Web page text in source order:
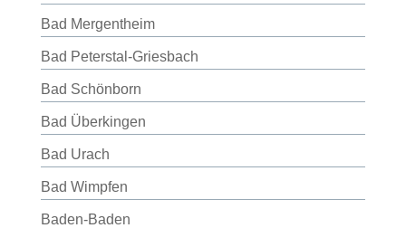
Bad Mergentheim
Bad Peterstal-Griesbach
Bad Schönborn
Bad Überkingen
Bad Urach
Bad Wimpfen
Baden-Baden